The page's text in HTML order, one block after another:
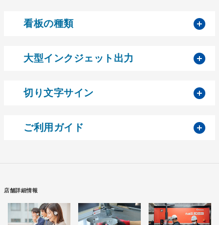
看板の種類
大型インクジェット出力
切り文字サイン
ご利用ガイド
店舗詳細情報